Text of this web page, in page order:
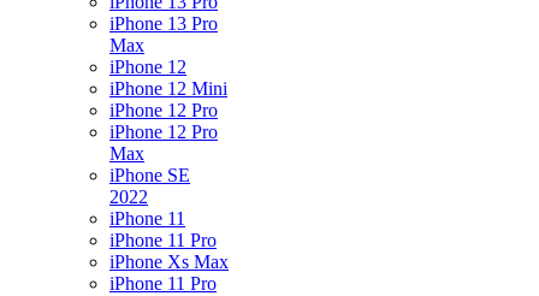
iPhone 13 Pro
Max
iPhone 12
iPhone 12 Mini
iPhone 12 Pro
iPhone 12 Pro
Max
iPhone SE
2022
iPhone 11
iPhone 11 Pro
iPhone Xs Max
iPhone 11 Pro